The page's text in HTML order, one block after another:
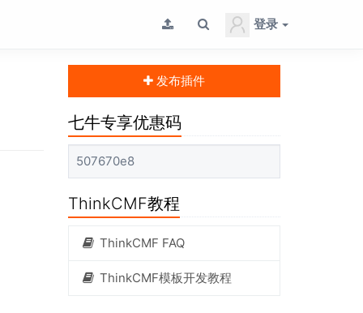
登录
发布插件
七牛专享优惠码
507670e8
ThinkCMF教程
ThinkCMF FAQ
ThinkCMF模板开发教程